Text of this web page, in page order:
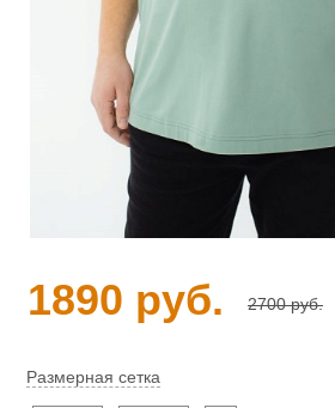
1890 руб. 2700 руб.
Размерная сетка